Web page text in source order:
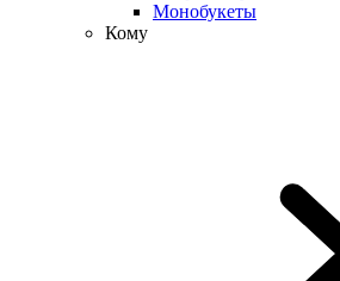
Монобукеты
Кому